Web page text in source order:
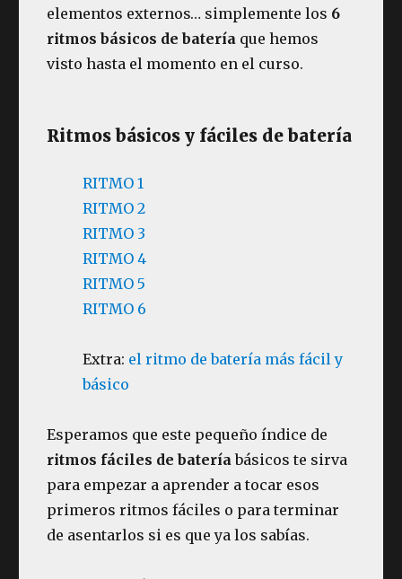
elementos externos… simplemente los 6
ritmos básicos de batería que hemos
visto hasta el momento en el curso.
Ritmos básicos y fáciles de batería
RITMO 1
RITMO 2
RITMO 3
RITMO 4
RITMO 5
RITMO 6
Extra: el ritmo de batería más fácil y
básico
Esperamos que este pequeño índice de
ritmos fáciles de batería básicos te sirva
para empezar a aprender a tocar esos
primeros ritmos fáciles o para terminar
de asentarlos si es que ya los sabías.